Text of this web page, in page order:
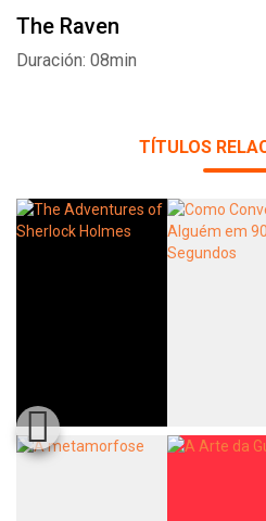
The Raven
Duración: 08min
TÍTULOS